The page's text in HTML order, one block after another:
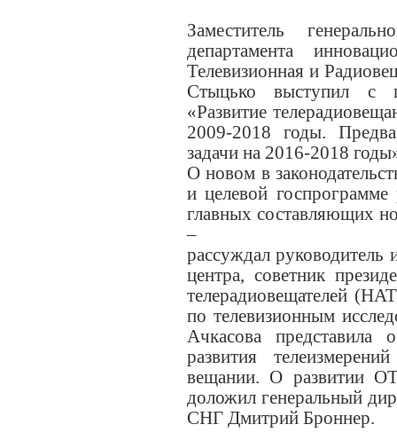
Заместитель
департамента
Телевизионная и
Стыцько выступил с
«Развитие
2009-2018 годы.
задачи на 2016-2018
О новом в
и целевой
главных составляющих
–
рассуждал руководитель
центра, советник
телерадиовещателей
по телевизионным
Ачкасова представила
развития
вещании. О развитии
доложил генеральный
СНГ Дмитрий Броннер.